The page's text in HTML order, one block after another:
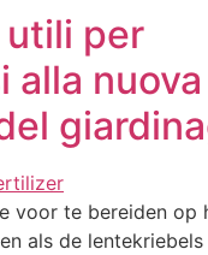
per
alla nuova
voor te bereiden op
als de